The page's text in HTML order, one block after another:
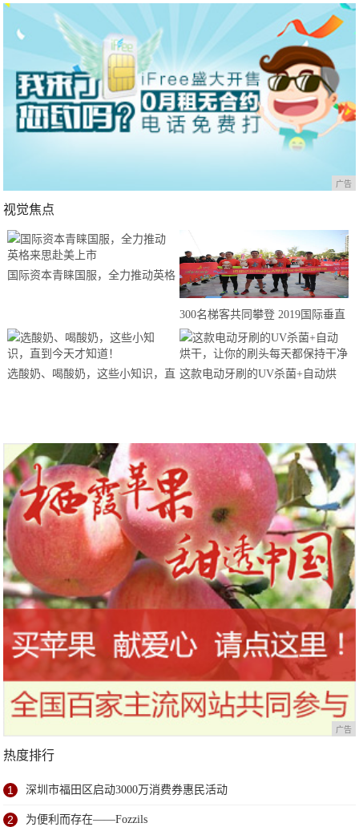
广告
视觉焦点
国际资本青睐国服，全力推动英格
300名梯客共同攀登 2019国际垂直
马拉松超级精英赛顺德海骏达中心
站欢乐开跑
选酸奶、喝酸奶，这些小知识，直 这款电动牙刷的UV杀菌+自动烘
广告
热度排行
1 深圳市福田区启动3000万消费券惠民活动
2 为便利而存在——Fozzils